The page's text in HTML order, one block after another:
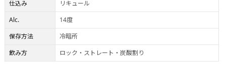
仕込み
リキュール
Alc.
14度
保存方法
冷暗所
飲み方
ロック・ストレート・炭酸割り